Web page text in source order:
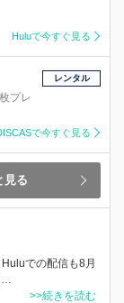
Huluで今すぐ見る
プレ
レンタル
で今すぐ見る
見る
での配信も8月
>>続きを読む